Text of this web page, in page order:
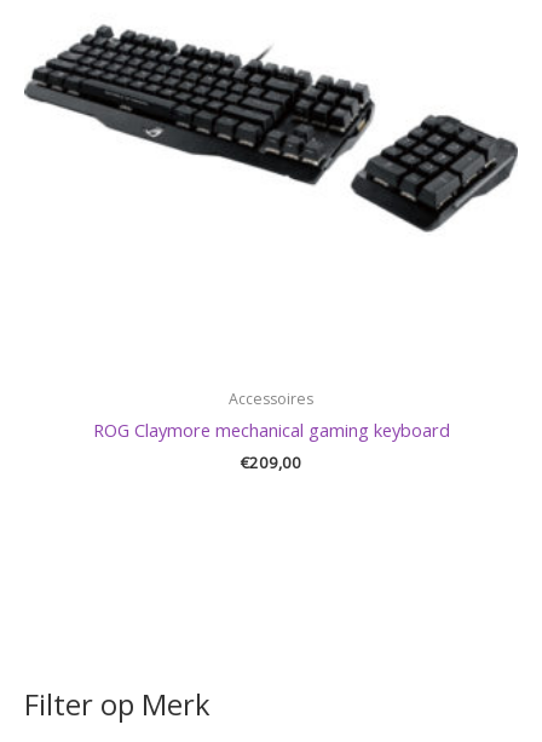
Filter op Merk
Accessoires
ROG Claymore mechanical gaming keyboard
€209,00